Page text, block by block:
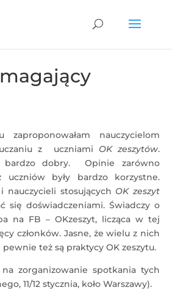
nauczycielom
z uczniami OK zeszytów.
bardzo dobry. Opinie zarówno
uczniów były bardzo korzystne.
nauczycieli stosujących OK zeszyt
się doświadczeniami. Świadczy o
na FB – OKzeszyt, licząca w tej
członków. Jasne, że wielu z nich
też są praktycy OK zeszytu.
zorganizowanie spotkania tych
11/12 stycznia, koło Warszawy).